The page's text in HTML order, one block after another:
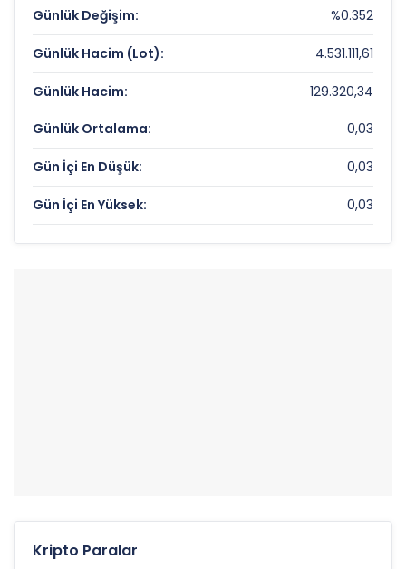
Günlük Değişim: %0.352
Günlük Hacim (Lot): 4.531.111,61
Günlük Hacim: 129.320,34
Günlük Ortalama: 0,03
Gün İçi En Düşük: 0,03
Gün İçi En Yüksek: 0,03
Kripto Paralar